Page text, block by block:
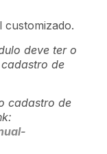
customizado.
deve ter o
de
cadastro de